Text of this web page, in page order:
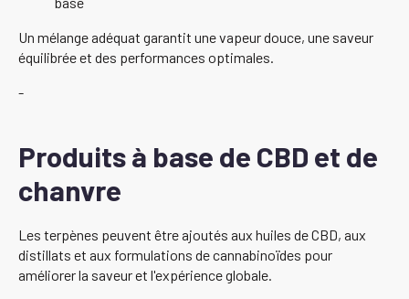
Un mélange adéquat garantit une vapeur douce, une saveur
équilibrée et des performances optimales.
-
Produits à base de CBD et de
chanvre
Les terpènes peuvent être ajoutés aux huiles de CBD, aux
distillats et aux formulations de cannabinoïdes pour
améliorer la saveur et l'expérience globale.